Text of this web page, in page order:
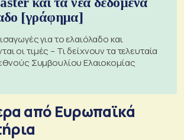
[γράφημα]
για το ελαιόλαδο και
οι τιμές – Τι δείχνουν τα τελευταία
Συμβουλίου Ελαιοκομίας
από Ευρωπαϊκά